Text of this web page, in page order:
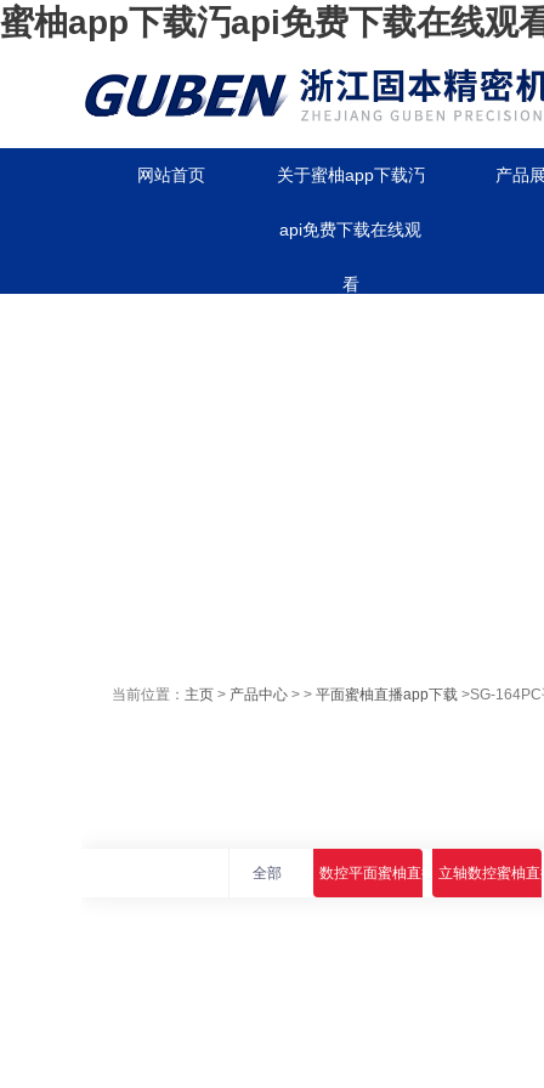
蜜柚app下载汅api免费下载在线观
网站首页 关于蜜柚app下载汅
api免费下载在线观
看
产品
当前位置： 主页 > 产品中心 > >平面蜜柚直播app下载 >SG-
全部 数控平面蜜柚直播app下载
立轴数控蜜柚